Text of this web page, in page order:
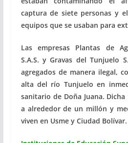
captura de siete personas y
equipos que se usaban para
Las empresas Plantas de
S.A.S. y Gravas del Tunjuelo
agregados de manera ilegal,
alta del río Tunjuelo en
sanitario de Doña Juana.
a alrededor de un millón y
viven en Usme y Ciudad Bolívar.